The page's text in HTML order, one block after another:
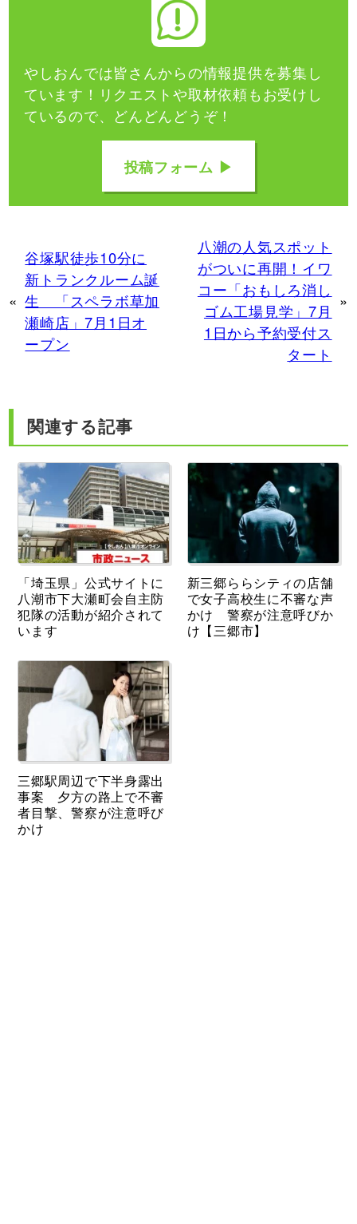
やしおんでは皆さんからの情報提供を募集し
ています！ リクエストや取材依頼もお受けし
ているので、どんどんどうぞ！
投稿フォーム ▶
«
谷塚駅徒歩10分に
新トランクルーム誕
生 「スペラボ草加
瀬崎店」7月1日オ
ープン
八潮の人気スポット
がついに再開！イワ
コー「おもしろ消し
ゴム工場見学」7月
1日から予約受付ス
タート
»
関連する記事
「埼玉県」公式サイトに
八潮市下大瀬町会自主防
犯隊の活動が紹介されて
います
新三郷ららシティの店舗
で女子高校生に不審な声
かけ 警察が注意呼びか
け【三郷市】
三郷駅周辺で下半身露出
事案 夕方の路上で不審
者目撃、警察が注意呼び
かけ